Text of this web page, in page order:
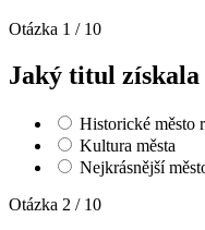
Otázka 1 / 10
Jaký titul získala
Historické město
Kultura města
Nejkrásnější
Otázka 2 / 10